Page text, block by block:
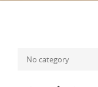
No category